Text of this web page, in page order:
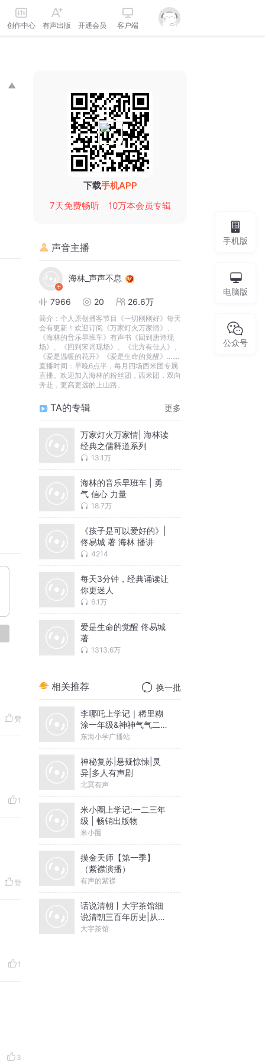
创作中心 有声出版 开通会员 客户端
赞
1
赞
1
3
下载手机APP
7天免费畅听
10万本会员专辑
声音主播
海林_声声不息
7966 20 26.6万
简介： 个人原创播客节目《一切刚刚好》每天
会有更新！欢迎订阅《万家灯火万家情》、
《海林的音乐早班车》有声书《回到唐诗现
场》、《回到宋词现场》、《北方有佳人》、
《爱是温暖的花开》《爱是生命的觉醒》.......
直播时间：早晚6点半，每月四场西米团专属
直播。欢迎加入海林的粉丝团，西米团，双向
奔赴，更高更远的上山路。
TA的专辑 更多
万家灯火万家情| 海林读
经典之儒释道系列
13.1万
海林的音乐早班车 | 勇
气 信心 力量
18.7万
《孩子是可以爱好的》|
佟易城 著 海林 播讲
4214
每天3分钟，经典诵读让
你更迷人
6.1万
爱是生命的觉醒 佟易城
著
1313.6万
相关推荐 换一批
李哪吒上学记｜稀里糊
涂一年级&神神气气二年
级
东海小学广播站
神秘复苏|悬疑惊悚|灵
异|多人有声剧
北冥有声
米小圈上学记:一二三年
级 | 畅销出版物
米小圈
摸金天师【第一季】
（紫襟演播）
有声的紫襟
话说清朝丨大宇茶馆细
说清朝三百年历史|从努
尔哈赤到末代皇帝溥仪|
大宇茶馆
手机版
电脑版
公众号